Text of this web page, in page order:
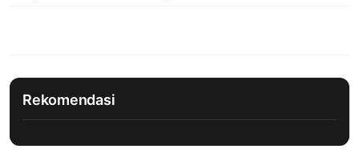
Rekomendasi